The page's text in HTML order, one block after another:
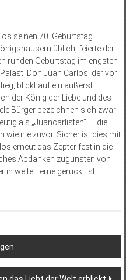
seinen 70. Geburtstag.
üblich, feierte der
runden Geburtstag im engsten
Don Juan Carlos, der vor
blickt auf ein äußerst
der König der Liebe und des
Bürger bezeichnen sich zwar
als „Juancarlisten“ –, die
wie nie zuvor. Sicher ist dies mit
erneut das Zepter fest in die
Abdanken zuguns­ten von
in weite Ferne gerückt ist.